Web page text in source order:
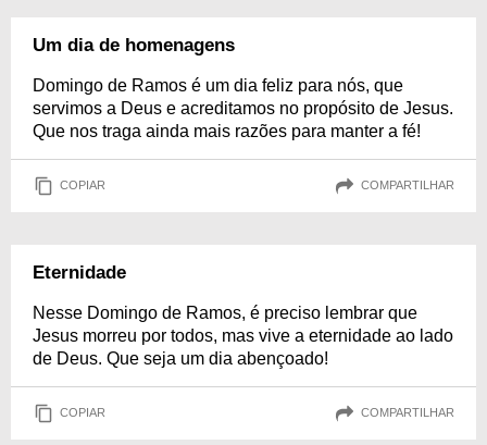
Um dia de homenagens
Domingo de Ramos é um dia feliz para nós, que
servimos a Deus e acreditamos no propósito de Jesus.
Que nos traga ainda mais razões para manter a fé!
COPIAR COMPARTILHAR
Eternidade
Nesse Domingo de Ramos, é preciso lembrar que
Jesus morreu por todos, mas vive a eternidade ao lado
de Deus. Que seja um dia abençoado!
COPIAR COMPARTILHAR